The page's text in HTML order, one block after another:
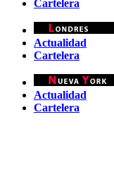
Cartelera
Actualidad
Cartelera
Actualidad
Cartelera